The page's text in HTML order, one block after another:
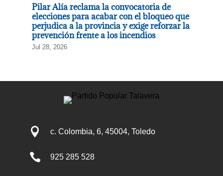
Pilar Alía reclama la convocatoria de
elecciones para acabar con el bloqueo que
perjudica a la provincia y exige reforzar la
prevención frente a los incendios
Jul 28, 2026
 c. Colombia, 6, 45004, Toledo
 925 285 528